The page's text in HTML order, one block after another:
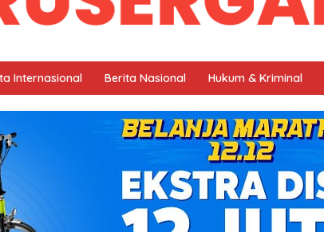
Internasional Berita Nasional Hukum & Kriminal